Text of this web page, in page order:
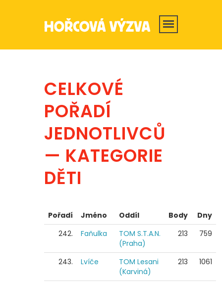
CELKOVÉ
POŘADÍ
JEDNOTLIVCŮ
— KATEGORIE
DĚTI
Pořadí Jméno Oddíl Body
Dny
242.
Faňulka
TOM S.T.A.N.
(Praha)
213 759
243. Lvíče
TOM Lesani
(Karviná)
213 1061